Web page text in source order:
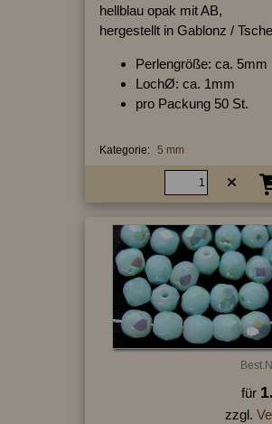
hellblau opak mit AB,
hergestellt in Gablonz /
Perlengröße: ca. 5mm
LochØ: ca. 1mm
pro Packung 50 St.
Kategorie: 5 mm
für
zzgl.